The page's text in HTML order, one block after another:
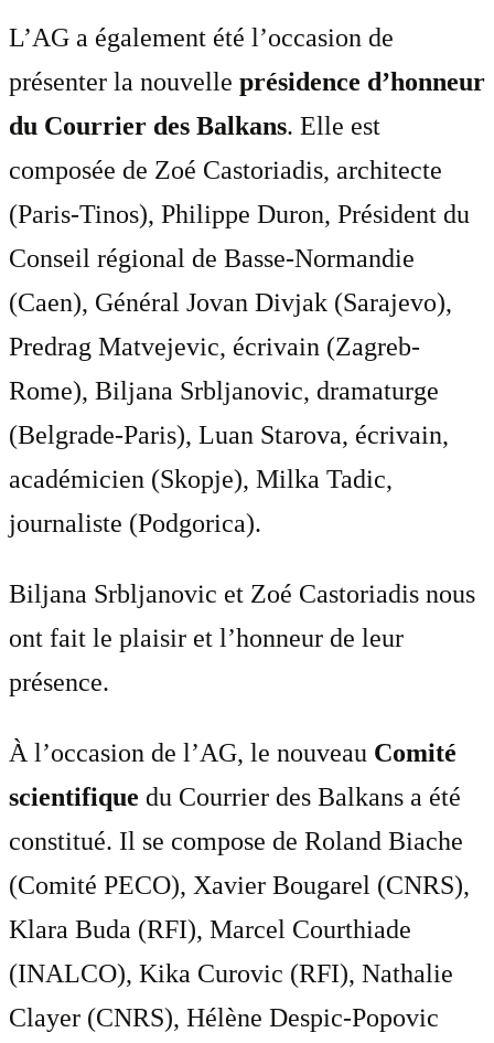
L’AG a également été l’occasion de
présenter la nouvelle présidence d’honneur
du Courrier des Balkans. Elle est
composée de Zoé Castoriadis, architecte
(Paris-Tinos), Philippe Duron, Président du
Conseil régional de Basse-Normandie
(Caen), Général Jovan Divjak (Sarajevo),
Predrag Matvejevic, écrivain (Zagreb-
Rome), Biljana Srbljanovic, dramaturge
(Belgrade-Paris), Luan Starova, écrivain,
académicien (Skopje), Milka Tadic,
journaliste (Podgorica).
Biljana Srbljanovic et Zoé Castoriadis nous
ont fait le plaisir et l’honneur de leur
présence.
À l’occasion de l’AG, le nouveau Comité
scientifique du Courrier des Balkans a été
constitué. Il se compose de Roland Biache
(Comité PECO), Xavier Bougarel (CNRS),
Klara Buda (RFI), Marcel Courthiade
(INALCO), Kika Curovic (RFI), Nathalie
Clayer (CNRS), Hélène Despic-Popovic